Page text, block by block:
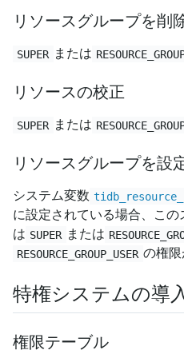
リソースグループを削
SUPER または
リソースの校正
SUPER または
リソースグループを設
システム変数
に設定されている場合、こ
は SUPER または
RESOURCE_GROUP_USER の権限
特権システムの導
権限テーブル